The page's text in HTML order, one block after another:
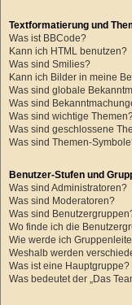
Textformatierung und
Was ist BBCode?
Kann ich HTML benutzen?
Was sind Smilies?
Kann ich Bilder in meine
Was sind globale
Was sind
Was sind wichtige
Was sind geschlossene
Was sind Themen-
Benutzer-Stufen und
Was sind Administratoren?
Was sind Moderatoren?
Was sind
Wo finde ich die
Wie werde ich
Weshalb werden
Was ist eine Hauptgruppe?
Was bedeutet der „Das